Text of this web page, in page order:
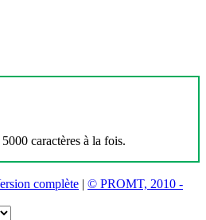
caractères à la fois.
complète | © PROMT, 2010 -